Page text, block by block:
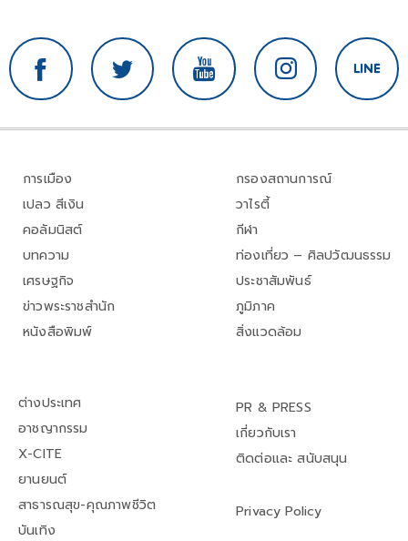
การเมือง
เปลว สีเงิน
คอลัมนิสต์
บทความ
เศรษฐกิจ
ข่าวพระราชสำนัก
หนังสือพิมพ์
กรองสถานการณ์
วาไรตี้
กีฬา
ท่องเที่ยว – ศิลปวัฒนธรรม
ประชาสัมพันธ์
ภูมิภาค
สิ่งแวดล้อม
ต่างประเทศ
อาชญากรรม
X-CITE
ยานยนต์
สาธารณสุข-คุณภาพชีวิต
บันเทิง
PR & PRESS
เกี่ยวกับเรา
ติดต่อและ สนับสนุน
Privacy Policy